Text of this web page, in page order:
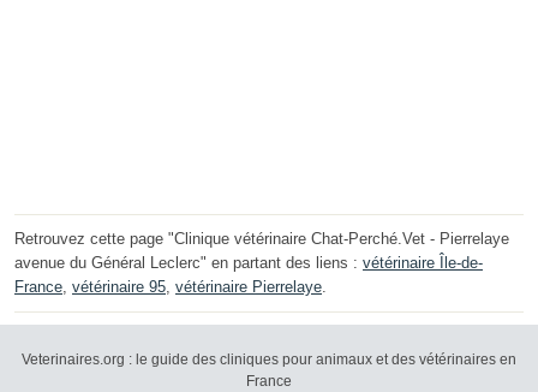
Retrouvez cette page "Clinique vétérinaire Chat-Perché.Vet - Pierrelaye
avenue du Général Leclerc" en partant des liens : vétérinaire Île-de-
France vétérinaire 95 vétérinaire Pierrelaye
Veterinaires.org : le guide des cliniques pour animaux et des vétérinaires en
France